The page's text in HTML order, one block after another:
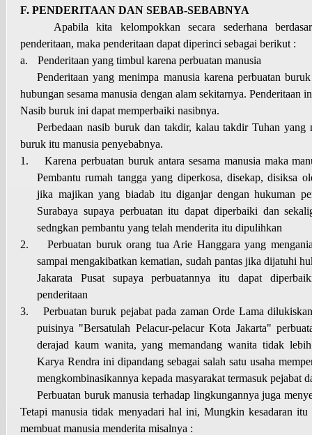
F. PENDERITAAN DAN SEBAB-SEBABNYA
Apabila kita kelompokkan secara sederhana
penderitaan, maka penderitaan dapat diperinci sebagai berikut :
a.
Penderitaan yang timbul karena perbuatan manusia
Penderitaan yang menimpa manusia karena perbuatan
hubungan sesama manusia dengan alam sekitarnya. Penderitaan
Nasib buruk ini dapat memperbaiki nasibnya.
Perbedaan nasib buruk dan takdir, kalau takdir Tuhan yang
buruk itu manusia penyebabnya.
1.
Karena perbuatan buruk antara sesama manusia maka
Pembantu rumah tangga yang diperkosa, disekap, disiksa
jika majikan yang biadab itu diganjar dengan hukuman
Surabaya supaya perbuatan itu dapat diperbaiki dan
sedngkan pembantu yang telah menderita itu dipulihkan
2.
Perbuatan buruk orang tua Arie Hanggara yang
sampai mengakibatkan kematian, sudah pantas jika dijatuhi
Jakarata Pusat supaya perbuatannya itu dapat
penderitaan
3.
Perbuatan buruk pejabat pada zaman Orde Lama
puisinya "Bersatulah Pelacur-pelacur Kota Jakarta"
derajad kaum wanita, yang memandang wanita tidak
Karya Rendra ini dipandang sebagai salah satu usaha
mengkombinasikannya kepada masyarakat termasuk pejabat
Perbuatan buruk manusia terhadap lingkungannya juga
Tetapi manusia tidak menyadari hal ini, Mungkin kesadaran
membuat manusia menderita misalnya :